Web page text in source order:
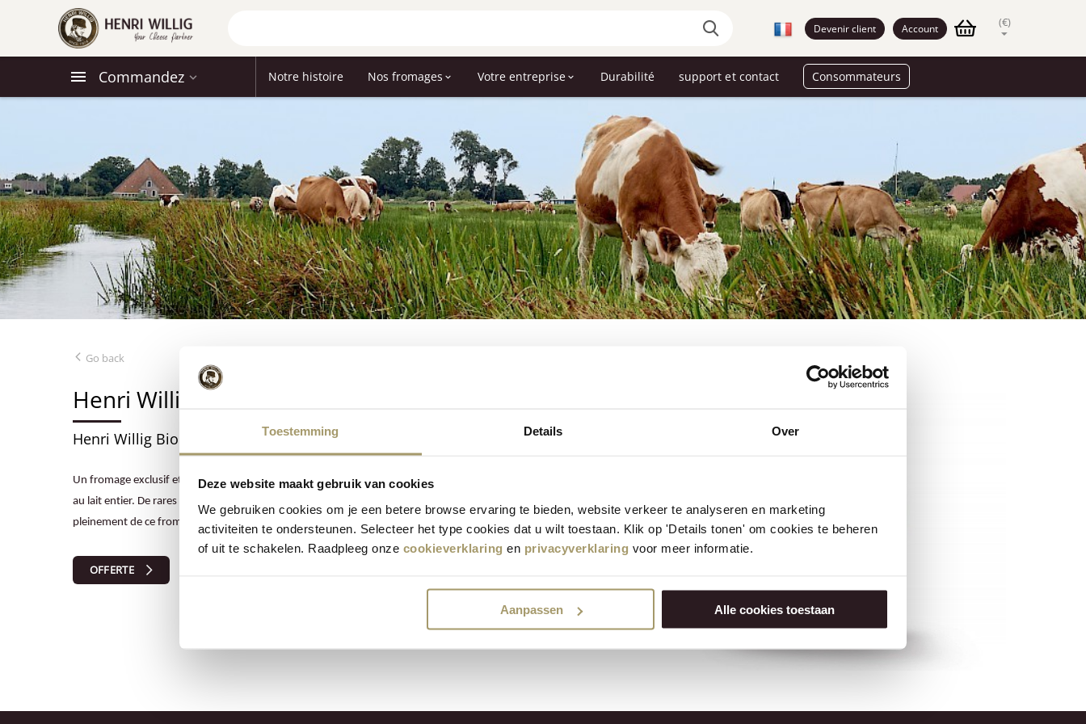
Toestemming Details Over
Deze website maakt gebruik van cookies
We gebruiken cookies om je een betere browse ervaring te bieden, website verkeer te analyseren en marketing
activiteiten te ondersteunen. Selecteer het type cookies dat u wilt toestaan. Klik op 'Details tonen' om cookies te beheren
of uit te schakelen. Raadpleeg onze cookieverklaring en privacyverklaring voor meer informatie.
Aanpassen Alle cookies toestaan
Devenir client Account (€)
Commandez Notre histoire Nos fromages Votre entreprise Durabilité support et contact Consommateurs
Go back
Henri Willig Vache Bio Truffe
Henri Willig Biologisch Koekaas Truffel 4/5kg 50+
Un fromage exclusif et une sensation exceptionnelle. Le fromage a un goût pur et crémeux dû
au lait entier. De rares morceaux de truffe ont été ajoutés au fromage. Goûtez et profitez
pleinement de ce fromage exclusif.
OFFERTE